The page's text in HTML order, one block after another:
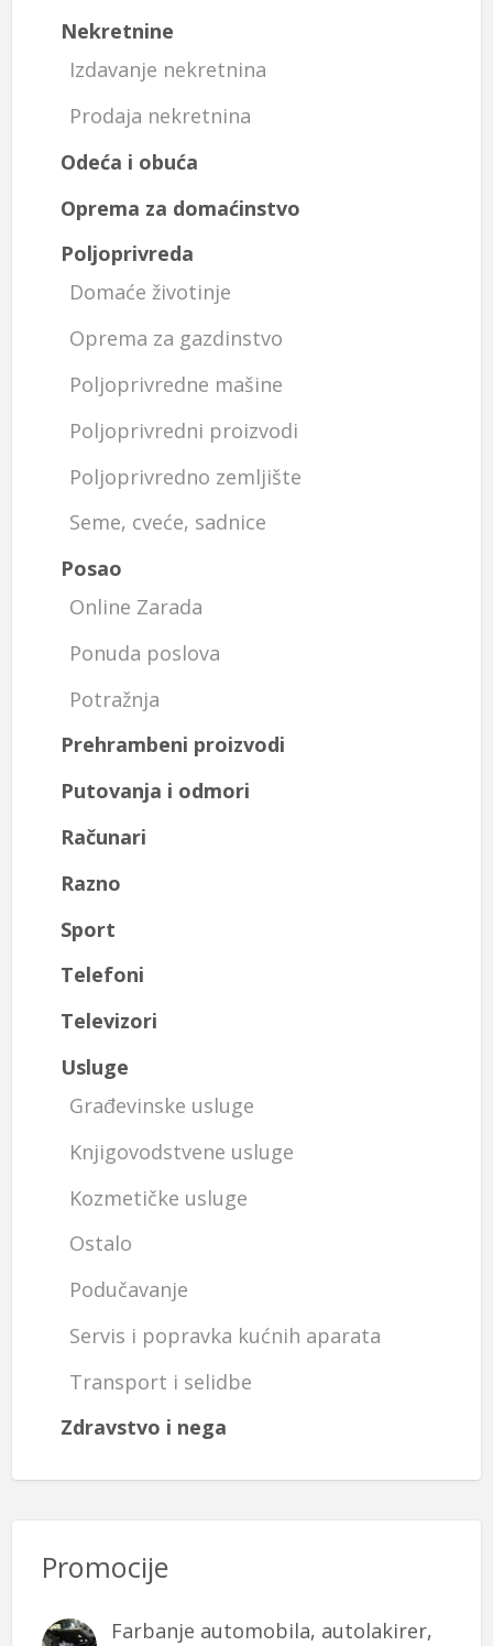
Nekretnine
Izdavanje nekretnina
Prodaja nekretnina
Odeća i obuća
Oprema za domaćinstvo
Poljoprivreda
Domaće životinje
Oprema za gazdinstvo
Poljoprivredne mašine
Poljoprivredni proizvodi
Poljoprivredno zemljište
Seme, cveće, sadnice
Posao
Online Zarada
Ponuda poslova
Potražnja
Prehrambeni proizvodi
Putovanja i odmori
Računari
Razno
Sport
Telefoni
Televizori
Usluge
Građevinske usluge
Knjigovodstvene usluge
Kozmetičke usluge
Ostalo
Podučavanje
Servis i popravka kućnih aparata
Transport i selidbe
Zdravstvo i nega
Promocije
Farbanje automobila, autolakirer,